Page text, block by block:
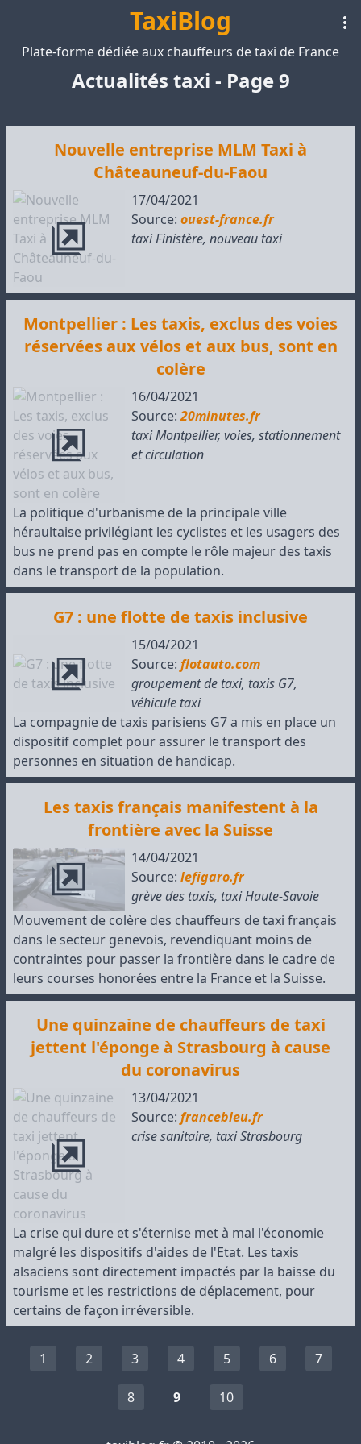
TaxiBlog
Plate-forme dédiée aux chauffeurs de taxi de France
Actualités taxi - Page 9
Nouvelle entreprise MLM Taxi à
Châteauneuf-du-Faou
17/04/2021
Source: ouest-france.fr
taxi Finistère, nouveau taxi
Montpellier : Les taxis, exclus des voies
réservées aux vélos et aux bus, sont en
colère
16/04/2021
Source:20minutes.fr
taxi Montpellier, voies, stationnement
et circulation
La politique d'urbanisme de la principale ville
héraultaise privilégiant les cyclistes et les usagers des
bus ne prend pas en compte le rôle majeur des taxis
dans le transport de la population.
G7 : une flotte de taxis inclusive
15/04/2021
Source: flotauto.com
groupement de taxi, taxis G7,
véhicule taxi
La compagnie de taxis parisiens G7 a mis en place un
dispositif complet pour assurer le transport des
personnes en situation de handicap.
Les taxis français manifestent à la
frontière avec la Suisse
14/04/2021
Source: lefigaro.fr
grève des taxis, taxi Haute-Savoie
Mouvement de colère des chauffeurs de taxi français
dans le secteur genevois, revendiquant moins de
contraintes pour passer la frontière dans le cadre de
leurs courses honorées entre la France et la Suisse.
Une quinzaine de chauffeurs de taxi
jettent l'éponge à Strasbourg à cause
du coronavirus
13/04/2021
Source: francebleu.fr
crise sanitaire, taxi Strasbourg
La crise qui dure et s'éternise met à mal l'économie
malgré les dispositifs d'aides de l'Etat. Les taxis
alsaciens sont directement impactés par la baisse du
tourisme et les restrictions de déplacement, pour
certains de façon irréversible.
1 2 3 4 5 6 7
8 9 10